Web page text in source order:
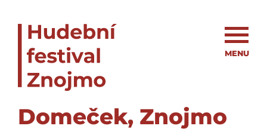
MENU
Domeček, Znojmo